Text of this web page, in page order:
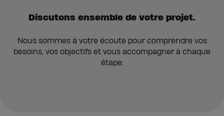
Discutons ensemble de votre projet.
Nous sommes à votre écoute pour comprendre vos
besoins, vos objectifs et vous accompagner à chaque
étape.